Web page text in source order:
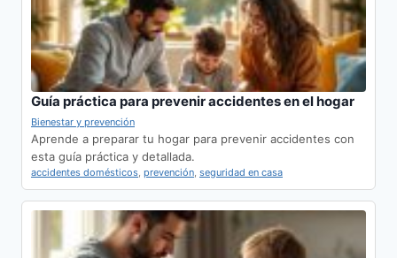
Guía práctica para prevenir accidentes en el hogar
Bienestar y prevención
Aprende a preparar tu hogar para prevenir accidentes con
esta guía práctica y detallada.
accidentes domésticos, prevención, seguridad en casa